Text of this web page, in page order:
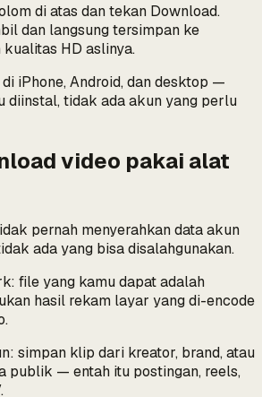
di atas dan tekan Download.
dan langsung tersimpan ke
HD aslinya.
iPhone, Android, dan desktop —
diinstal, tidak ada akun yang perlu
video pakai alat
pernah menyerahkan data akun
ada yang bisa disalahgunakan.
file yang kamu dapat adalah
hasil rekam layar yang di-encode
simpan klip dari kreator, brand, atau
publik — entah itu postingan, reels,